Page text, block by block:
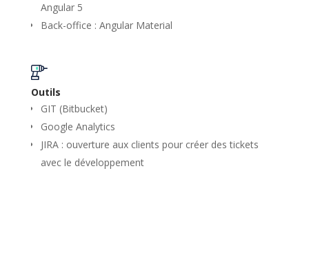
Angular 5
Back-office : Angular Material
Outils
GIT (Bitbucket)
Google Analytics
JIRA : ouverture aux clients pour créer des tickets
avec le développement